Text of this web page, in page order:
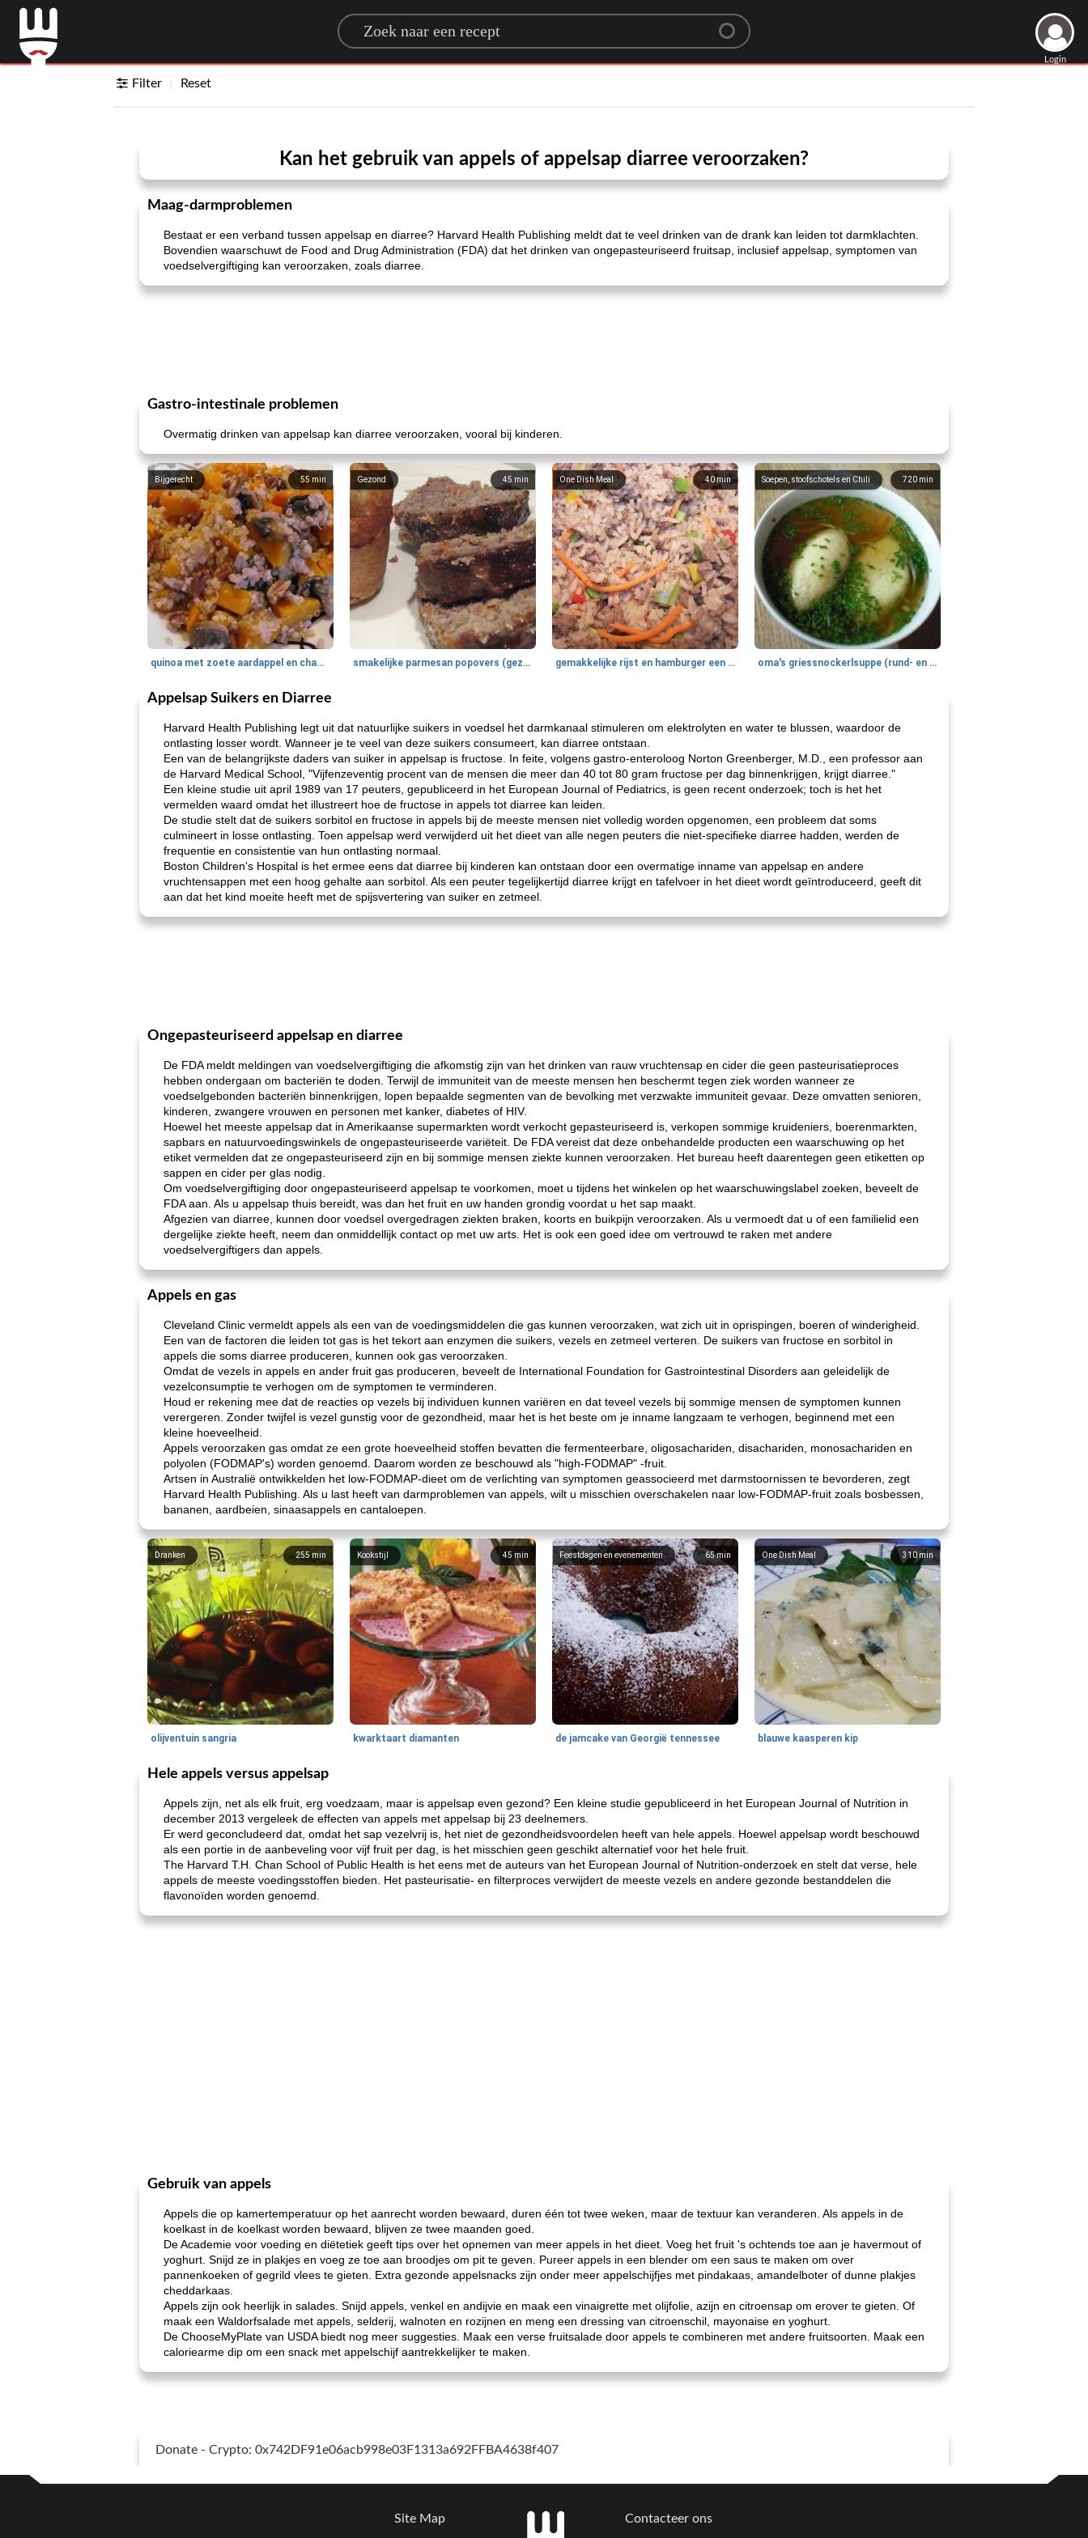
Search for a recipe
Login
Filter Reset
Kan het gebruik van appels of appelsap diarree veroorzaken?
Maag-darmproblemen
Bestaat er een verband tussen appelsap en diarree? Harvard Health Publishing meldt dat te veel drinken van de drank kan leiden tot darmklachten.
Bovendien waarschuwt de Food and Drug Administration (FDA) dat het drinken van ongepasteuriseerd fruitsap, inclusief appelsap, symptomen van
voedselvergiftiging kan veroorzaken, zoals diarree.
Gastro-intestinale problemen
Overmatig drinken van appelsap kan diarree veroorzaken, vooral bij kinderen.
55 min
Bijgerecht
quinoa met zoete aardappel en champignons
45 min
Gezond
smakelijke parmesan popovers (gezonder!)
40min
One Dish Meal
gemakkelijke rijst en hamburger een gerecht diner
720 min
Soepen, stoofschotels en Chili
oma's griessnockerlsuppe (rund- en griesmeelknoedelsoep)
Appelsap Suikers en Diarree
Harvard Health Publishing legt uit dat natuurlijke suikers in voedsel het darmkanaal stimuleren om elektrolyten en water te blussen, waardoor de
ontlasting losser wordt. Wanneer je te veel van deze suikers consumeert, kan diarree ontstaan.
Een van de belangrijkste daders van suiker in appelsap is fructose. In feite, volgens gastro-enteroloog Norton Greenberger, M.D., een professor aan
de Harvard Medical School, "Vijfenzeventig procent van de mensen die meer dan 40 tot 80 gram fructose per dag binnenkrijgen, krijgt diarree."
Een kleine studie uit april 1989 van 17 peuters, gepubliceerd in het European Journal of Pediatrics, is geen recent onderzoek; toch is het het
vermelden waard omdat het illustreert hoe de fructose in appels tot diarree kan leiden.
De studie stelt dat de suikers sorbitol en fructose in appels bij de meeste mensen niet volledig worden opgenomen, een probleem dat soms
culmineert in losse ontlasting. Toen appelsap werd verwijderd uit het dieet van alle negen peuters die niet-specifieke diarree hadden, werden de
frequentie en consistentie van hun ontlasting normaal.
Boston Children's Hospital is het ermee eens dat diarree bij kinderen kan ontstaan ​​door een overmatige inname van appelsap en andere
vruchtensappen met een hoog gehalte aan sorbitol. Als een peuter tegelijkertijd diarree krijgt en tafelvoer in het dieet wordt geïntroduceerd, geeft dit
aan dat het kind moeite heeft met de spijsvertering van suiker en zetmeel.
Ongepasteuriseerd appelsap en diarree
De FDA meldt meldingen van voedselvergiftiging die afkomstig zijn van het drinken van rauw vruchtensap en cider die geen pasteurisatieproces
hebben ondergaan om bacteriën te doden. Terwijl de immuniteit van de meeste mensen hen beschermt tegen ziek worden wanneer ze
voedselgebonden bacteriën binnenkrijgen, lopen bepaalde segmenten van de bevolking met verzwakte immuniteit gevaar. Deze omvatten senioren,
kinderen, zwangere vrouwen en personen met kanker, diabetes of HIV.
Hoewel het meeste appelsap dat in Amerikaanse supermarkten wordt verkocht gepasteuriseerd is, verkopen sommige kruideniers, boerenmarkten,
sapbars en natuurvoedingswinkels de ongepasteuriseerde variëteit. De FDA vereist dat deze onbehandelde producten een waarschuwing op het
etiket vermelden dat ze ongepasteuriseerd zijn en bij sommige mensen ziekte kunnen veroorzaken. Het bureau heeft daarentegen geen etiketten op
sappen en cider per glas nodig.
Om voedselvergiftiging door ongepasteuriseerd appelsap te voorkomen, moet u tijdens het winkelen op het waarschuwingslabel zoeken, beveelt de
FDA aan. Als u appelsap thuis bereidt, was dan het fruit en uw handen grondig voordat u het sap maakt.
Afgezien van diarree, kunnen door voedsel overgedragen ziekten braken, koorts en buikpijn veroorzaken. Als u vermoedt dat u of een familielid een
dergelijke ziekte heeft, neem dan onmiddellijk contact op met uw arts. Het is ook een goed idee om vertrouwd te raken met andere
voedselvergiftigers dan appels.
Appels en gas
Cleveland Clinic vermeldt appels als een van de voedingsmiddelen die gas kunnen veroorzaken, wat zich uit in oprispingen, boeren of winderigheid.
Een van de factoren die leiden tot gas is het tekort aan enzymen die suikers, vezels en zetmeel verteren. De suikers van fructose en sorbitol in
appels die soms diarree produceren, kunnen ook gas veroorzaken.
Omdat de vezels in appels en ander fruit gas produceren, beveelt de International Foundation for Gastrointestinal Disorders aan geleidelijk de
vezelconsumptie te verhogen om de symptomen te verminderen.
Houd er rekening mee dat de reacties op vezels bij individuen kunnen variëren en dat teveel vezels bij sommige mensen de symptomen kunnen
verergeren. Zonder twijfel is vezel gunstig voor de gezondheid, maar het is het beste om je inname langzaam te verhogen, beginnend met een
kleine hoeveelheid.
Appels veroorzaken gas omdat ze een grote hoeveelheid stoffen bevatten die fermenteerbare, oligosachariden, disachariden, monosachariden en
polyolen (FODMAP's) worden genoemd. Daarom worden ze beschouwd als "high-FODMAP" -fruit.
Artsen in Australië ontwikkelden het low-FODMAP-dieet om de verlichting van symptomen geassocieerd met darmstoornissen te bevorderen, zegt
Harvard Health Publishing. Als u last heeft van darmproblemen van appels, wilt u misschien overschakelen naar low-FODMAP-fruit zoals bosbessen,
bananen, aardbeien, sinaasappels en cantaloepen.
255 min
Dranken
olijventuin sangria
45 min
Kookstijl
kwarktaart diamanten
65min
Feestdagen en evenementen
de jamcake van Georgië tennessee
310 min
One Dish Meal
blauwe kaasperen kip
Hele appels versus appelsap
Appels zijn, net als elk fruit, erg voedzaam, maar is appelsap even gezond? Een kleine studie gepubliceerd in het European Journal of Nutrition in
december 2013 vergeleek de effecten van appels met appelsap bij 23 deelnemers.
Er werd geconcludeerd dat, omdat het sap vezelvrij is, het niet de gezondheidsvoordelen heeft van hele appels. Hoewel appelsap wordt beschouwd
als een portie in de aanbeveling voor vijf fruit per dag, is het misschien geen geschikt alternatief voor het hele fruit.
The Harvard T.H. Chan School of Public Health is het eens met de auteurs van het European Journal of Nutrition-onderzoek en stelt dat verse, hele
appels de meeste voedingsstoffen bieden. Het pasteurisatie- en filterproces verwijdert de meeste vezels en andere gezonde bestanddelen die
flavonoïden worden genoemd.
Gebruik van appels
Appels die op kamertemperatuur op het aanrecht worden bewaard, duren één tot twee weken, maar de textuur kan veranderen. Als appels in de
koelkast in de koelkast worden bewaard, blijven ze twee maanden goed.
De Academie voor voeding en diëtetiek geeft tips over het opnemen van meer appels in het dieet. Voeg het fruit 's ochtends toe aan je havermout of
yoghurt. Snijd ze in plakjes en voeg ze toe aan broodjes om pit te geven. Pureer appels in een blender om een ​​saus te maken om over
pannenkoeken of gegrild vlees te gieten. Extra gezonde appelsnacks zijn onder meer appelschijfjes met pindakaas, amandelboter of dunne plakjes
cheddarkaas.
Appels zijn ook heerlijk in salades. Snijd appels, venkel en andijvie en maak een vinaigrette met olijfolie, azijn en citroensap om erover te gieten. Of
maak een Waldorfsalade met appels, selderij, walnoten en rozijnen en meng een dressing van citroenschil, mayonaise en yoghurt.
De ChooseMyPlate van USDA biedt nog meer suggesties. Maak een verse fruitsalade door appels te combineren met andere fruitsoorten. Maak een
caloriearme dip om een ​​snack met appelschijf aantrekkelijker te maken.
Donate - Crypto: 0x742DF91e06acb998e03F1313a692FFBA4638f407
Site Map Contacteer ons